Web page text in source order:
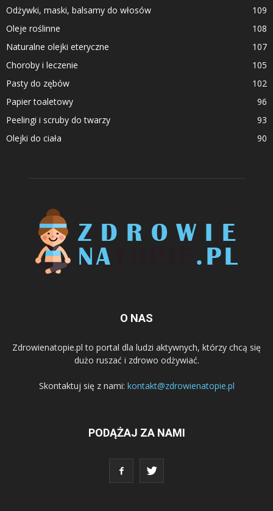
Odżywki, maski, balsamy do włosów
109
Oleje roślinne
108
Naturalne olejki eteryczne
107
Choroby i leczenie
105
Pasty do zębów
102
Papier toaletowy
96
Peelingi i scruby do twarzy
93
Olejki do ciała
90
O NAS
Zdrowienatopie.pl to portal dla ludzi aktywnych, którzy chcą się
dużo ruszać i zdrowo odżywiać.
Skontaktuj się z nami: kontakt@zdrowienatopie.pl
PODĄŻAJ ZA NAMI